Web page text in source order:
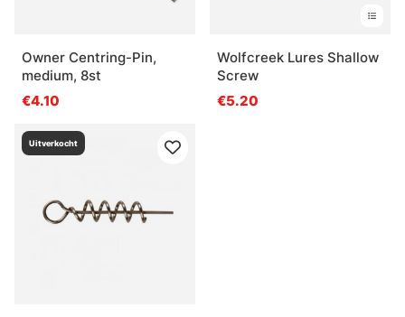
Owner Centring-Pin,
medium, 8st
€4.10
Wolfcreek Lures Shallow
Screw
€5.20
Uitverkocht